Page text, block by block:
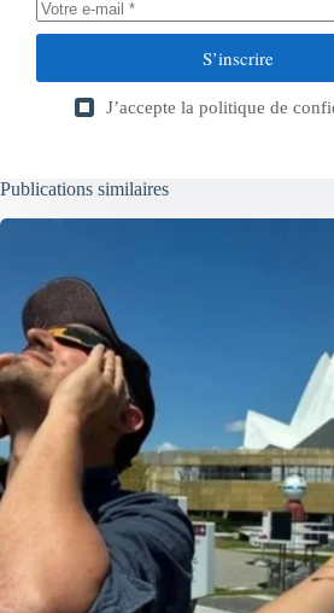
S’inscrire
J’accepte la politique de
Publications similaires